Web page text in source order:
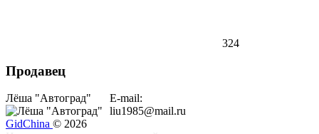
324
Продавец
Лёша "Автоград"
E-mail:
liu1985@mail.ru
GidChina © 2026